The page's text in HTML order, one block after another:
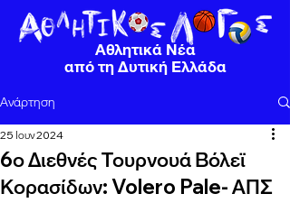
Αθλητικά Νέα
από τη Δυτική Ελλάδα
Ανάρτηση
6ο Διεθνές Τουρνουά Βόλεϊ
Κορασίδων: Volero Pale- ΑΠΣ
25 Ιουν 2024